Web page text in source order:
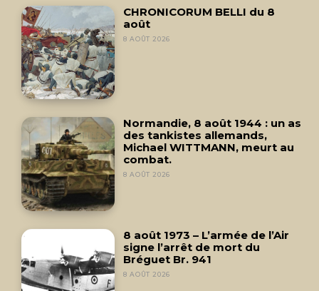
CHRONICORUM BELLI du 8
août
8 AOÛT 2026
Normandie, 8 août 1944 : un as
des tankistes allemands,
Michael WITTMANN, meurt au
combat.
8 AOÛT 2026
8 août 1973 – L’armée de l’Air
signe l’arrêt de mort du
Bréguet Br. 941
8 AOÛT 2026